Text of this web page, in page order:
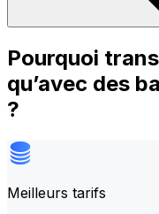
Pourquoi
qu’avec des
?
Meilleurs tarifs